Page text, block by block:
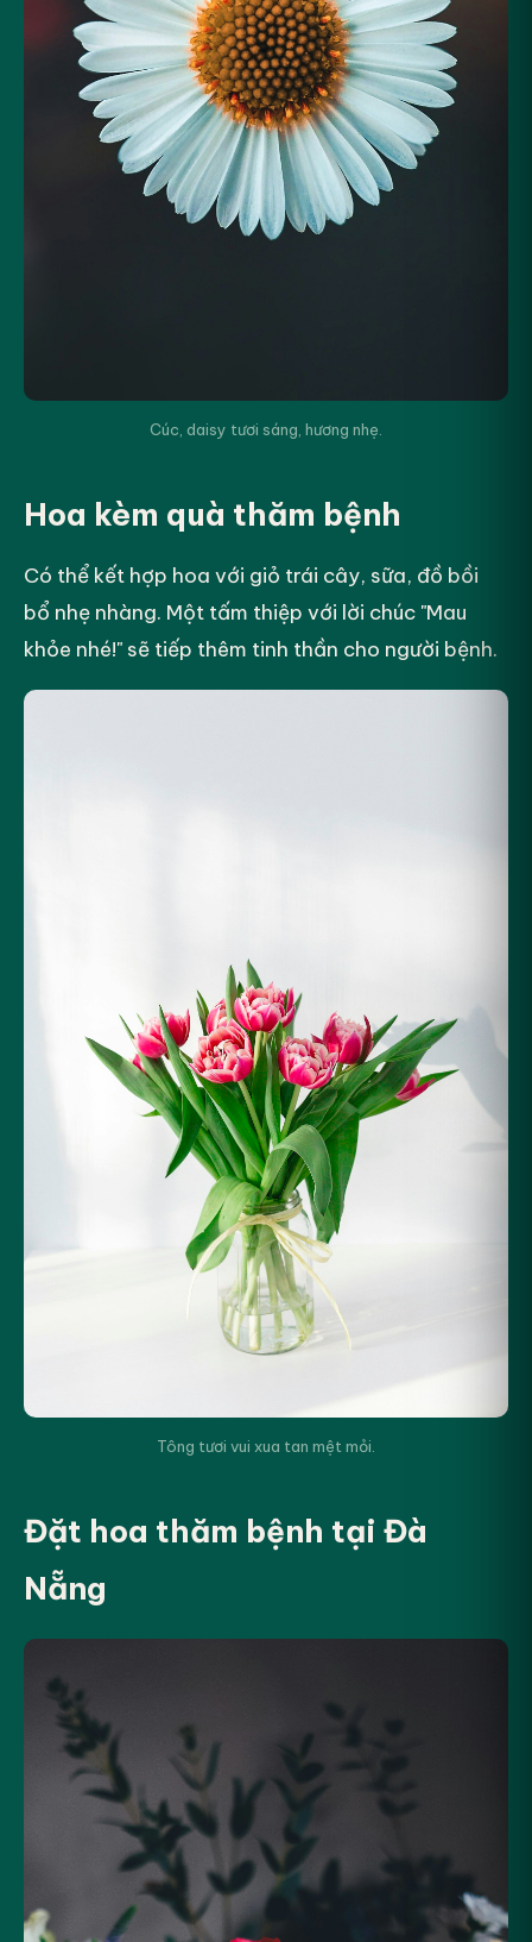
Cúc, daisy tươi sáng, hương nhẹ.
Hoa kèm quà thăm bệnh
Có thể kết hợp hoa với giỏ trái cây, sữa, đồ bồi
bổ nhẹ nhàng. Một tấm thiệp với lời chúc "Mau
khỏe nhé!" sẽ tiếp thêm tinh thần cho người bệnh.
Tông tươi vui xua tan mệt mỏi.
Đặt hoa thăm bệnh tại Đà
Nẵng